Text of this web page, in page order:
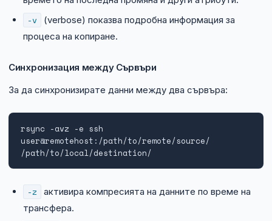
-v
(verbose) показва подробна информация за
процеса на копиране.
Синхронизация между Сървъри
За да синхронизирате данни между два сървъра:
rsync -avz -e ssh
user@remotehost:/path/to/remote/source/
/path/to/local/destination/
-z
активира компресията на данните по време на
трансфера.